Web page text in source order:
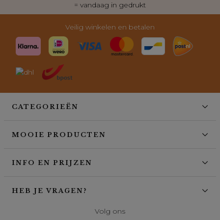
= vandaag in gedrukt
Veilig winkelen en betalen
CATEGORIEËN
MOOIE PRODUCTEN
INFO EN PRIJZEN
HEB JE VRAGEN?
Volg ons